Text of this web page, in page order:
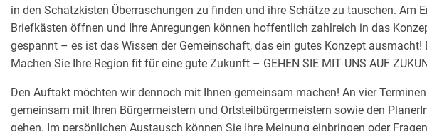
in den Schatzkisten Überraschungen zu finden und ihre Schätze zu tauschen. Am
Briefkästen öffnen und Ihre Anregungen können hoffentlich zahlreich in das
gespannt – es ist das Wissen der Gemeinschaft, das ein gutes Konzept ausmacht!
Machen Sie Ihre Region fit für eine gute Zukunft – GEHEN SIE MIT UNS AUF
Den Auftakt möchten wir dennoch mit Ihnen gemeinsam machen! An vier
gemeinsam mit Ihren Bürgermeistern und Ortsteilbürgermeistern sowie den
gehen. Im persönlichen Austausch können Sie Ihre Meinung einbringen oder